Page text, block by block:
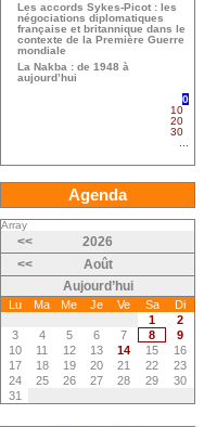
Les accords Sykes-Picot : les
négociations diplomatiques
française et britannique dans le
contexte de la Première Guerre
mondiale
La Nakba : de 1948 à
aujourd’hui
0
10
20
30
Agenda
Array
<<
2026
<<
Août
Aujourd’hui
Lu Ma Me Je Ve Sa
Di
1
2
3
4 5 6 7 8
9
10
11 12 13 14 15
16
17
18 19 20 21 22
23
24
25 26 27 28 29
30
31